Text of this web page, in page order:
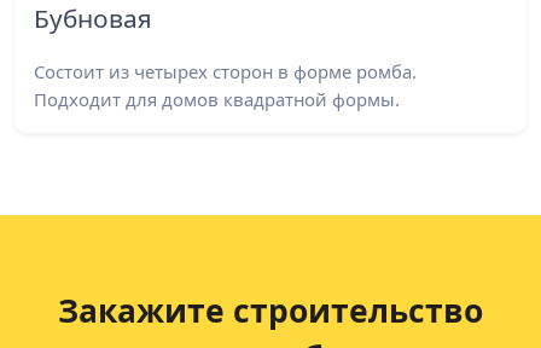
Бубновая
Состоит из четырех сторон в форме ромба.
Подходит для домов квадратной формы.
Закажите строительство